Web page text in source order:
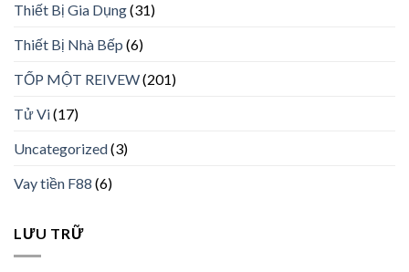
Thiết Bị Gia Dụng(31)
Thiết Bị Nhà Bếp (6)
TỐP MỘT REIVEW(201)
Tử Vi(17)
Uncategorized(3)
Vay tiền F88 (6)
LƯU TRỮ